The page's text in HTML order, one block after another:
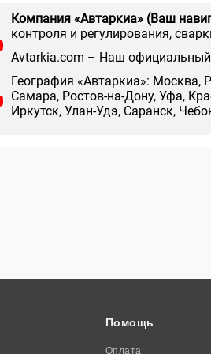
Компания «Автаркиа» (Ваш
контроля и регулирования,
Аvtarkia.com – Наш официальный
География «Автаркиа»: Москва,
Самара, Ростов-на-Дону, Уфа,
Иркутск, Улан-Удэ, Саранск,
Помощь
Оплата